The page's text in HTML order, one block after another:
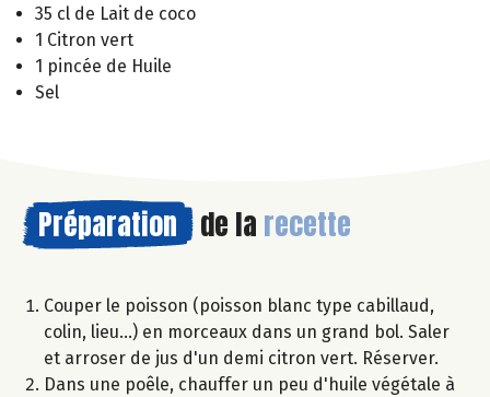
35 cl de Lait de coco
1 Citron vert
1 pincée de Huile
Sel
Préparation de la recette
Couper le poisson (poisson blanc type cabillaud,
colin, lieu...) en morceaux dans un grand bol. Saler
et arroser de jus d'un demi citron vert. Réserver.
Dans une poêle, chauffer un peu d'huile végétale à